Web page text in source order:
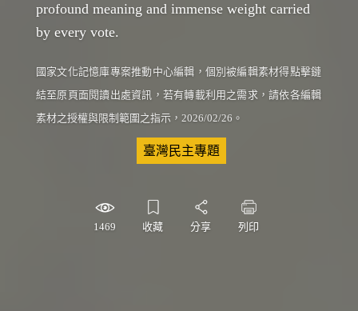
profound meaning and immense weight carried
by every vote.
國家文化記憶庫專案推動中心編輯，個別被編輯素材得點擊鏈
結至原頁面閱讀出處資訊，若有轉載利用之需求，請依各編輯
素材之授權與限制範圍之指示，2026/02/26。
關鍵詞
臺灣民主專題
1469 收藏 分享 列印